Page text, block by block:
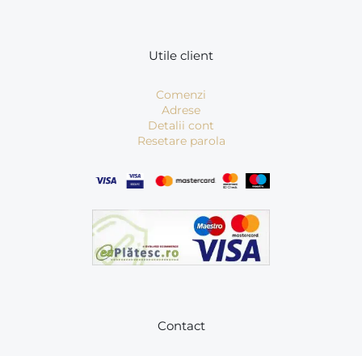
Utile client
Comenzi
Adrese
Detalii cont
Resetare parola
Contact